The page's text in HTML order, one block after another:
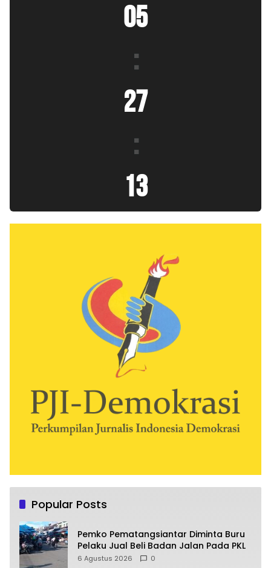
05
:
27
:
13
Popular Posts
Pemko Pematangsiantar Diminta Buru
Pelaku Jual Beli Badan Jalan Pada PKL
6 Agustus 2026 0